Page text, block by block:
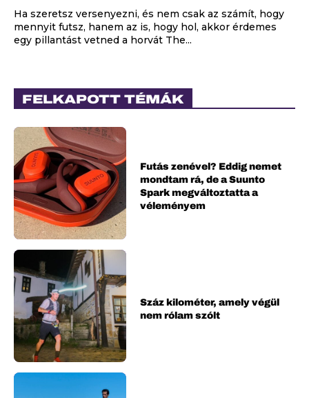
Ha szeretsz versenyezni, és nem csak az számít, hogy
mennyit futsz, hanem az is, hogy hol, akkor érdemes
egy pillantást vetned a horvát The...
FELKAPOTT TÉMÁK
Futás zenével? Eddig nemet
mondtam rá, de a Suunto
Spark megváltoztatta a
véleményem
Száz kilométer, amely végül
nem rólam szólt